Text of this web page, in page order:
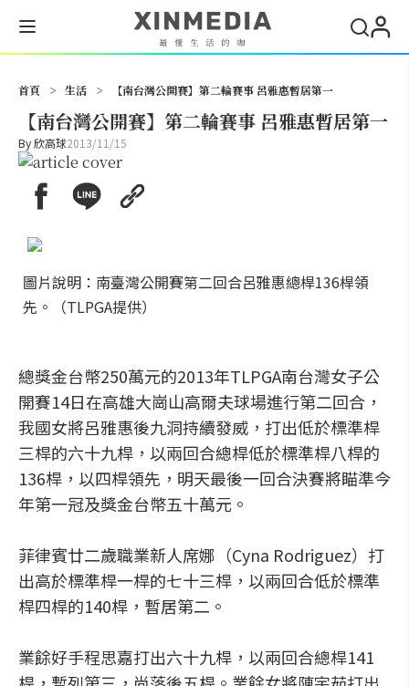
首頁 > 生活 > 【南台灣公開賽】第二輪賽事 呂雅惠暫居第一
【南台灣公開賽】第二輪賽事 呂雅惠暫居第一
By欣高球2013/11/15
圖片說明：南臺灣公開賽第二回合呂雅惠總桿136桿領
先。（TLPGA提供）
總獎金台幣250萬元的2013年TLPGA南台灣女子公
開賽14日在高雄大崗山高爾夫球場進行第二回合，
我國女將呂雅惠後九洞持續發威，打出低於標準桿
三桿的六十九桿，以兩回合總桿低於標準桿八桿的
136桿，以四桿領先，明天最後一回合決賽將瞄準今
年第一冠及獎金台幣五十萬元。
菲律賓廿二歲職業新人席娜（Cyna Rodriguez）打
出高於標準桿一桿的七十三桿，以兩回合低於標準
桿四桿的140桿，暫居第二。
業餘好手程思嘉打出六十九桿，以兩回合總桿141